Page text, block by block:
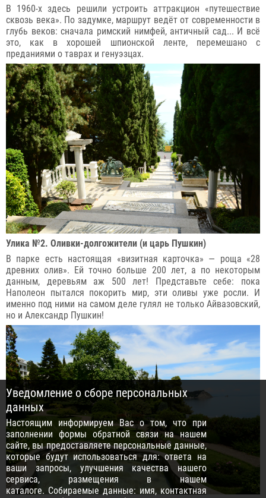
В 1960-х здесь решили устроить аттракцион «путешествие
сквозь века». По задумке, маршрут ведёт от современности в
глубь веков: сначала римский нимфей, античный сад... И всё
это, как в хорошей шпионской ленте, перемешано с
преданиями о таврах и генуэзцах.
Улика №2. Оливки-долгожители (и царь Пушкин)
В парке есть настоящая «визитная карточка» — роща «28
древних олив». Ей точно больше 200 лет, а по некоторым
данным, деревьям аж 500 лет! Представьте себе: пока
Наполеон пытался покорить мир, эти оливы уже росли. И
именно под ними на самом деле гулял не только Айвазовский,
но и Александр Пушкин!
Уведомление о сборе персональных
данных
Настоящим информируем Вас о том, что при
заполнении формы обратной связи на нашем
сайте, вы предоставляете персональные данные,
которые будут использоваться для: ответа на
ваши запросы, улучшения качества нашего
сервиса, размещения в нашем
каталоге. Собираемые данные: имя, контактная